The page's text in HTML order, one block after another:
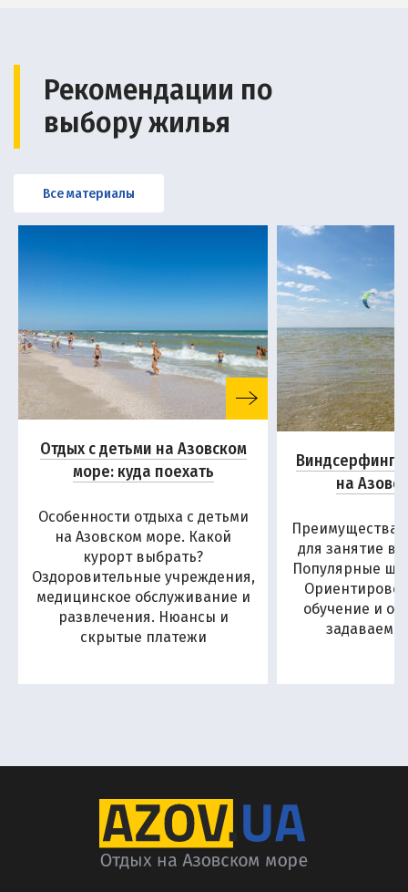
Рекомендации по
выбору жилья
Все материалы
Отдых с детьми на Азовском
море: куда поехать
Особенности отдыха с детьми
на Азовском море. Какой
курорт выбрать?
Оздоровительные учреждения,
медицинское обслуживание и
развлечения. Нюансы и
скрытые платежи
Виндсерфинг
на
Преимущества
для занятие
Популярные
обучение и